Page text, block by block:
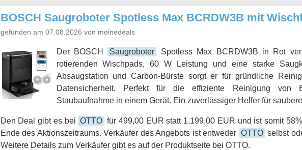
BOSCH Saugroboter Spotless Max BCRDW3B mit
gefunden am 07.08.2026 von meinedeals
Der BOSCH Saugroboter
Spotless Max BCRDW3B in Rot
rotierenden Wischpads, 60 W Leistung und eine starke
Absaugstation und Carbon-Bürste sorgt er für gründliche
Datensicherheit. Perfekt für die effiziente Reinigung von
Staubaufnahme in einem Gerät. Ein zuverlässiger Helfer für
Den Deal gibt es bei OTTO für 499,00 EUR statt 1.199,00 EUR und ist somit
Ende des Aktionszeitraums. Verkäufer des Angebots ist entweder OTTO selbst
Weitere Details zum Verkäufer gibt es auf der Produktseite bei OTTO.